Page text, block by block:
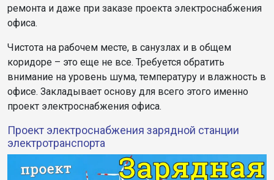
ремонта и даже при заказе проекта электроснабжения
офиса.
Чистота на рабочем месте, в санузлах и в общем
коридоре – это еще не все. Требуется обратить
внимание на уровень шума, температуру и влажность в
офисе. Закладывает основу для всего этого именно
проект электроснабжения офиса.
Проект электроснабжения зарядной станции
электротранспорта